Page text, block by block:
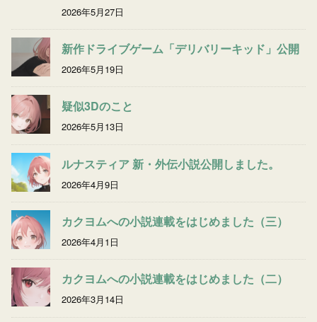
2026年5月27日
新作ドライブゲーム「デリバリーキッド」公開
2026年5月19日
疑似3Dのこと
2026年5月13日
ルナスティア 新・外伝小説公開しました。
2026年4月9日
カクヨムへの小説連載をはじめました（三）
2026年4月1日
カクヨムへの小説連載をはじめました（二）
2026年3月14日